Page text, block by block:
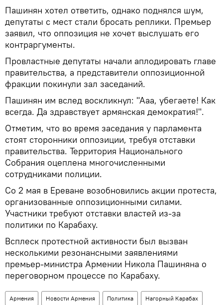
Пашинян хотел ответить, однако поднялся шум,
депутаты с мест стали бросать реплики. Премьер
заявил, что оппозиция не хочет выслушать его
контраргументы.
Провластные депутаты начали аплодировать главе
правительства, а представители оппозиционной
фракции покинули зал заседаний.
Пашинян им вслед воскликнул: "Ааа, убегаете! Как
всегда. Да здравствует армянская демократия!".
Отметим, что во время заседания у парламента
стоят сторонники оппозиции, требуя отставки
правительства. Территория Национального
Собрания оцеплена многочисленными
сотрудниками полиции.
Со 2 мая в Ереване возобновились акции протеста,
организованные оппозиционными силами.
Участники требуют отставки властей из-за
политики по Карабаху.
Всплеск протестной активности был вызван
несколькими резонансными заявлениями
премьер-министра Армении Никола Пашиняна о
переговорном процессе по Карабаху.
Армения Новости Армения Политика Нагорный Карабах